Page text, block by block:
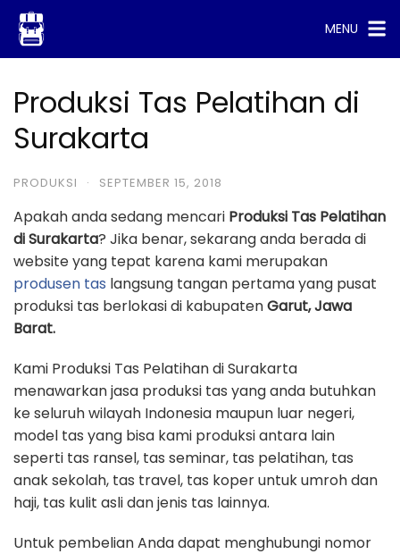
Skip
content
MENU
Produksi Tas Pelatihan di
Surakarta
PRODUKSI · SEPTEMBER 15, 2018
Apakah anda sedang mencari Produksi Tas Pelatihan
di Surakarta? Jika benar, sekarang anda berada di
website yang tepat karena kami merupakan
produsen tas langsung tangan pertama yang pusat
produksi tas berlokasi di kabupatenGarut, Jawa
Barat.
Kami Produksi Tas Pelatihan di Surakarta
menawarkan jasa produksi tas yang anda butuhkan
ke seluruh wilayah Indonesia maupun luar negeri,
model tas yang bisa kami produksi antara lain
seperti tas ransel, tas seminar, tas pelatihan, tas
anak sekolah, tas travel, tas koper untuk umroh dan
haji, tas kulit asli dan jenis tas lainnya.
Untuk pembelian Anda dapat menghubungi nomor